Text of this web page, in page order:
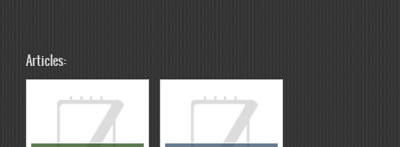
Articles: